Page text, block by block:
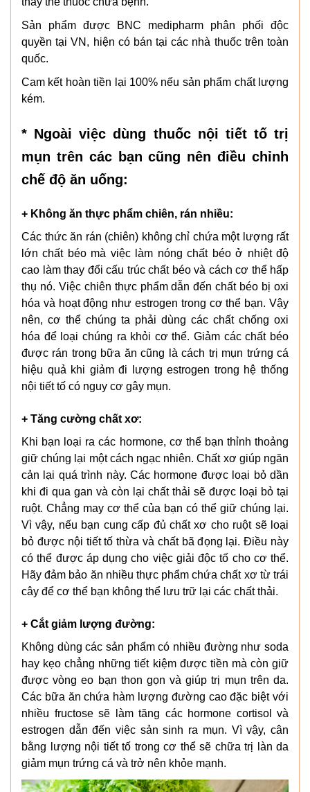
Sản phẩm được BNC medipharm phân phối độc
quyền tại VN, hiện có bán tại các nhà thuốc trên toàn
quốc.
Cam kết hoàn tiền lại 100% nếu sản phẩm chất lượng
kém.
* Ngoài việc dùng thuốc nội tiết tố trị
mụn trên các bạn cũng nên điều chỉnh
chế độ ăn uống:
+ Không ăn thực phẩm chiên, rán nhiều:
Các thức ăn rán (chiên) không chỉ chứa một lượng rất
lớn chất béo mà việc làm nóng chất béo ở nhiệt độ
cao làm thay đổi cấu trúc chất béo và cách cơ thể hấp
thụ nó. Việc chiên thực phẩm dẫn đến chất béo bị oxi
hóa và hoạt động như estrogen trong cơ thể bạn. Vậy
nên, cơ thể chúng ta phải dùng các chất chống oxi
hóa để loại chúng ra khỏi cơ thể. Giảm các chất béo
được rán trong bữa ăn cũng là cách trị mụn trứng cá
hiệu quả khi giảm đi lượng estrogen trong hệ thống
nội tiết tố có nguy cơ gây mụn.
+ Tăng cường chất xơ:
Khi bạn loại ra các hormone, cơ thể bạn thỉnh thoảng
giữ chúng lại một cách ngạc nhiên. Chất xơ giúp ngăn
cản lại quá trình này. Các hormone được loại bỏ dần
khi đi qua gan và còn lại chất thải sẽ được loại bỏ tại
ruột. Chẳng may cơ thể của bạn có thể giữ chúng lại.
Vì vậy, nếu bạn cung cấp đủ chất xơ cho ruột sẽ loại
bỏ được nội tiết tố thừa và chất bã đọng lại. Điều này
có thể được áp dụng cho việc giải độc tố cho cơ thể.
Hãy đảm bảo ăn nhiều thực phẩm chứa chất xơ từ trái
cây để cơ thể bạn không thể lưu trữ lại các chất thải.
+ Cắt giảm lượng đường:
Không dùng các sản phẩm có nhiều đường như soda
hay kẹo chẳng những tiết kiệm được tiền mà còn giữ
được vòng eo bạn thon gọn và giúp trị mụn trên da.
Các bữa ăn chứa hàm lượng đường cao đặc biệt với
nhiều fructose sẽ làm tăng các hormone cortisol và
estrogen dẫn đến việc sản sinh ra mụn. Vì vậy, cân
bằng lượng nội tiết tố trong cơ thể sẽ chữa trị làn da
giảm mụn trứng cá và trở nên khỏe mạnh.